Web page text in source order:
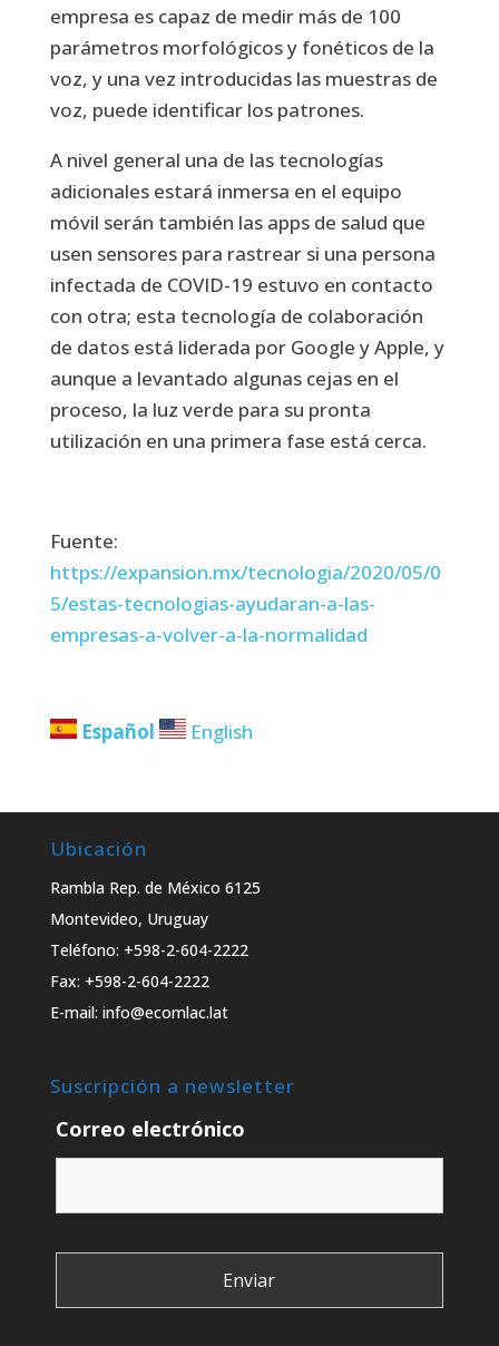
empresa es capaz de medir más de 100
parámetros morfológicos y fonéticos de la
voz, y una vez introducidas las muestras de
voz, puede identificar los patrones.
A nivel general una de las tecnologías
adicionales estará inmersa en el equipo
móvil serán también las apps de salud que
usen sensores para rastrear si una persona
infectada de COVID-19 estuvo en contacto
con otra; esta tecnología de colaboración
de datos está liderada por Google y Apple, y
aunque a levantado algunas cejas en el
proceso, la luz verde para su pronta
utilización en una primera fase está cerca.
Fuente:
https://expansion.mx/tecnologia/2020/05/0
5/estas-tecnologias-ayudaran-a-las-
empresas-a-volver-a-la-normalidad
Español English
Ubicación
Rambla Rep. de México 6125
Montevideo, Uruguay
Teléfono: +598-2-604-2222
Fax: +598-2-604-2222
E-mail: info@ecomlac.lat
Suscripción a newsletter
Correo electrónico